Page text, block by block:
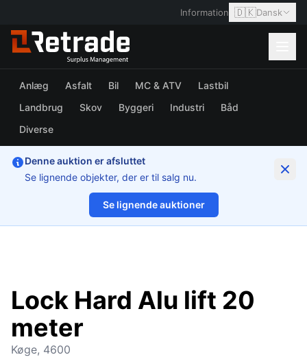
Information 🇩🇰Dansk
Anlæg Asfalt Bil MC & ATV
Lastbil
Landbrug
Skov Byggeri Industri
Båd
Diverse
Denne auktion er afsluttet
Se lignende objekter, der er til salg nu.
Se lignende auktioner
1/7
Lock Hard Alu lift 20
meter
Køge, 4600